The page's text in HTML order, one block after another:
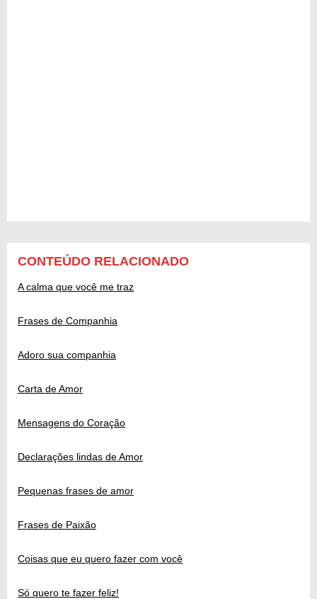
CONTEÚDO RELACIONADO
A calma que você me traz
Frases de Companhia
Adoro sua companhia
Carta de Amor
Mensagens do Coração
Declarações lindas de Amor
Pequenas frases de amor
Frases de Paixão
Coisas que eu quero fazer com você
Só quero te fazer feliz!